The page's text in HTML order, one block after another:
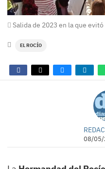
Salida de 2023 en la que
EL ROCÍO
08/05/